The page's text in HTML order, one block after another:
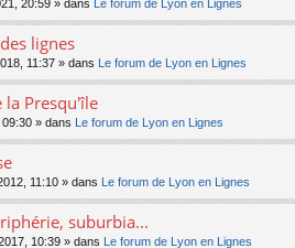
20:59 » dans Le forum de Lyon en Lignes
lignes
11:37 » dans Le forum de Lyon en Lignes
la Presqu'île
» dans Le forum de Lyon en Lignes
11:10 » dans Le forum de Lyon en Lignes
suburbia...
10:39 » dans Le forum de Lyon en Lignes